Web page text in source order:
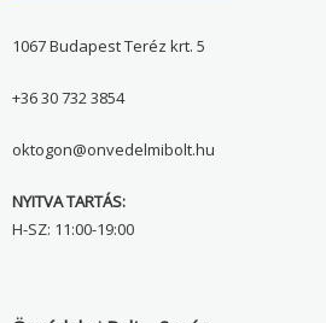
1067 Budapest Teréz krt. 5
+36 30 732 3854
oktogon@onvedelmibolt.hu
NYITVA TARTÁS:
H-SZ: 11:00-19:00